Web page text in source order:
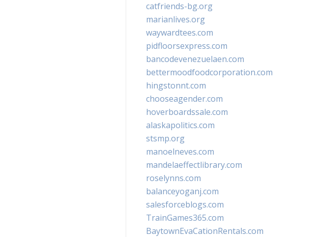
catfriends-bg.org
marianlives.org
waywardtees.com
pidfloorsexpress.com
bancodevenezuelaen.com
bettermoodfoodcorporation.com
hingstonnt.com
chooseagender.com
hoverboardssale.com
alaskapolitics.com
stsmp.org
manoelneves.com
mandelaeffectlibrary.com
roselynns.com
balanceyoganj.com
salesforceblogs.com
TrainGames365.com
BaytownEvaCationRentals.com